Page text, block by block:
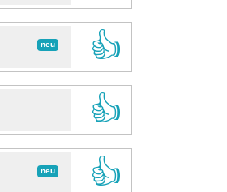
neu
👍
👍
neu
👍